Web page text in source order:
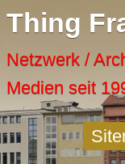
Thing
Netzwerk /
Medien seit
Menu
Artspaces
Cool
Frankfurt